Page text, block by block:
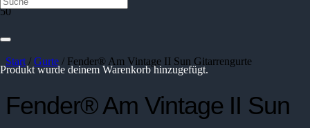
Produktwurde deinem Warenkorb hinzugefügt.
Start / Gurte / Fender® Am Vintage II Sun Gitarrengurte
Fender® Am Vintage II Sun